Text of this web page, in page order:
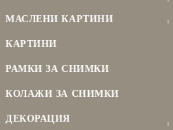
МАСЛЕНИ КАРТИНИ
КАРТИНИ
РАМКИ ЗА СНИМКИ
КОЛАЖИ ЗА СНИМКИ
ДЕКОРАЦИЯ